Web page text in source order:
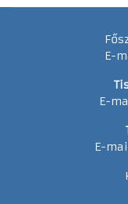
E-
E-
E-